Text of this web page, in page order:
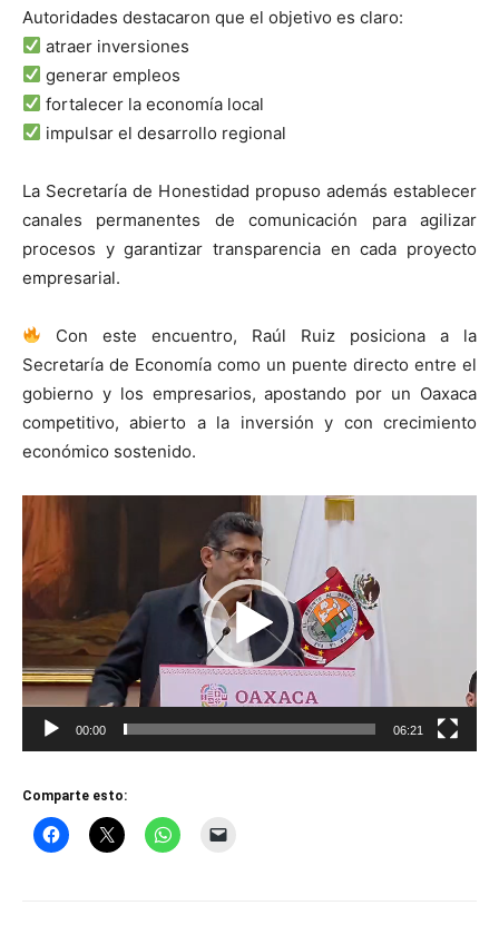
Autoridades destacaron que el objetivo es claro:
atraer inversiones
generar empleos
fortalecer la economía local
impulsar el desarrollo regional
La Secretaría de Honestidad propuso además establecer
canales permanentes de comunicación para agilizar
procesos y garantizar transparencia en cada proyecto
empresarial.
Con este encuentro, Raúl Ruiz posiciona a la
Secretaría de Economía como un puente directo entre el
gobierno y los empresarios, apostando por un Oaxaca
competitivo, abierto a la inversión y con crecimiento
económico sostenido.
Reproductor
de
vídeo
00:00 06:21
Comparte esto: